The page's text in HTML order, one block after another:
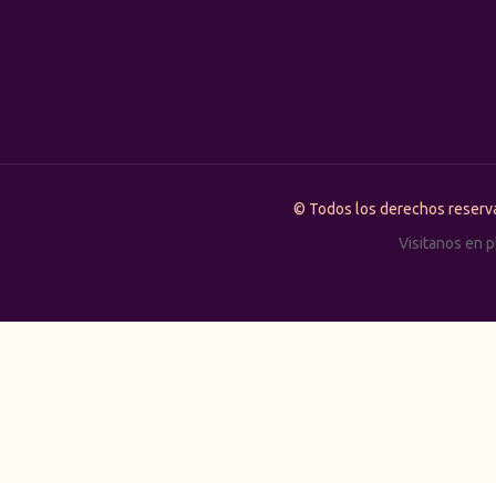
© Todos los derechos
Visitanos en